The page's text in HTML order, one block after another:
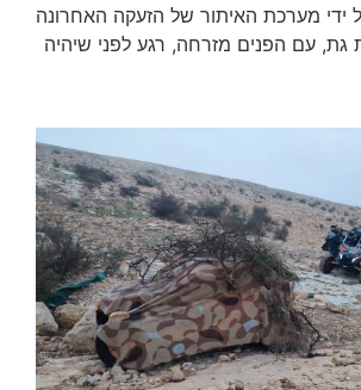
ידי מערכת האיתור של הזעקה האחרונה
גת, עם הפנים מזרחה, רגע לפני שיהיה